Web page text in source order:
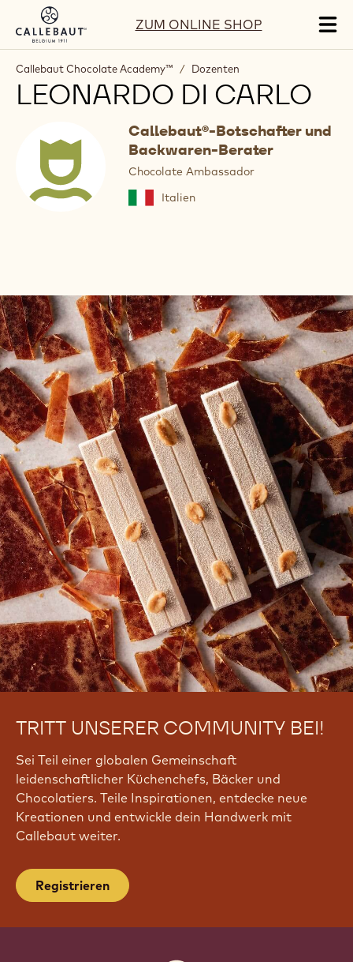
Skip to main contentZUM ONLINE SHOP
Callebaut Chocolate Academy™ / Dozenten
LEONARDO DI CARLO
Callebaut®-Botschafter und
Backwaren-Berater
Chocolate Ambassador
Italien
TRITT UNSERER COMMUNITY BEI!
Sei Teil einer globalen Gemeinschaft
leidenschaftlicher Küchenchefs, Bäcker und
Chocolatiers. Teile Inspirationen, entdecke neue
Kreationen und entwickle dein Handwerk mit
Callebaut weiter.
Registrieren